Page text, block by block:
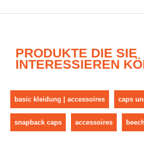
PRODUKTE DIE SIE
INTERESSIEREN
basic kleidung | accessoires caps
snapback caps accessoires